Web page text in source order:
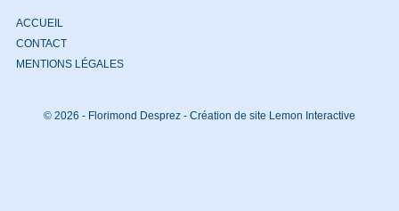
ACCUEIL
CONTACT
MENTIONS LÉGALES
© 2026 - Florimond Desprez - Création de site Lemon Interactive